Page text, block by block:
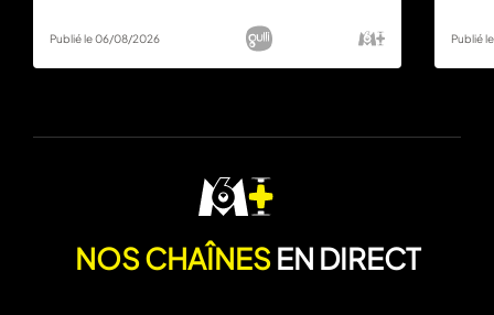
Publié le 06/08/2026 Publié
NOS CHAÎNESEN DIRECT